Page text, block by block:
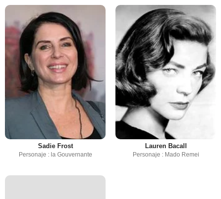
Sadie Frost
Personaje : la Gouvernante
Lauren Bacall
Personaje : Mado Remei